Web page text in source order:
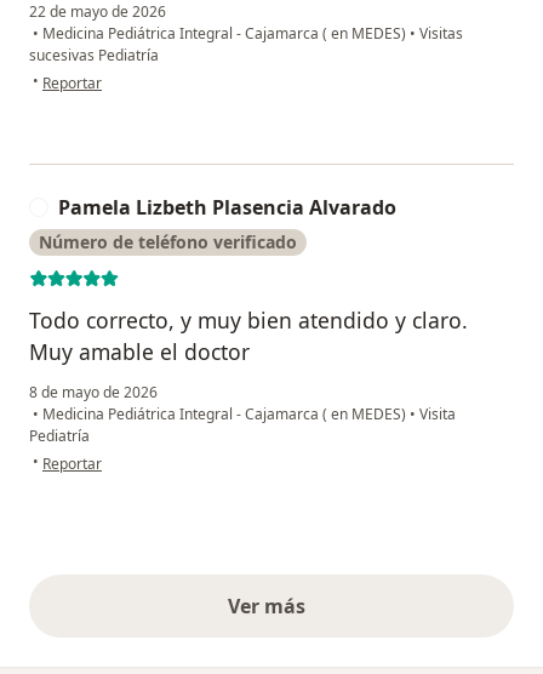
22 de mayo de 2026
• Medicina Pediátrica Integral - Cajamarca ( en MEDES) • Visitas
sucesivas Pediatría
• en opinión del usuario María Altamirano
Reportar
Pamela Lizbeth Plasencia Alvarado
Número de teléfono verificado
Todo correcto, y muy bien atendido y claro.
Muy amable el doctor
8 de mayo de 2026
• Medicina Pediátrica Integral - Cajamarca ( en MEDES) • Visita
Pediatría
• en opinión del usuario Pamela Lizbeth Plasencia Alvarado
Reportar
Ver másopiniones anteriores